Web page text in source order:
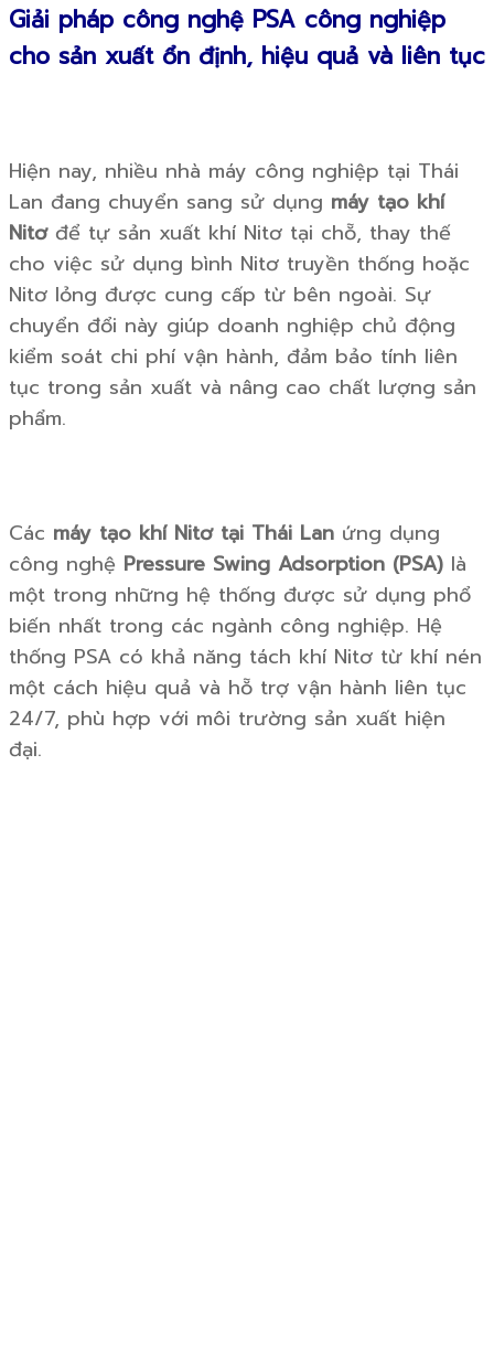
Giải pháp công nghệ PSA công nghiệp
cho sản xuất ổn định, hiệu quả và liên tục
Hiện nay, nhiều nhà máy công nghiệp tại Thái
Lan đang chuyển sang sử dụng máy tạo khí
Nitơđể tự sản xuất khí Nitơ tại chỗ, thay thế
cho việc sử dụng bình Nitơ truyền thống hoặc
Nitơ lỏng được cung cấp từ bên ngoài. Sự
chuyển đổi này giúp doanh nghiệp chủ động
kiểm soát chi phí vận hành, đảm bảo tính liên
tục trong sản xuất và nâng cao chất lượng sản
phẩm.
Các máy tạo khí Nitơ tại Thái Lan ứng dụng
công nghệ Pressure Swing Adsorption (PSA) là
một trong những hệ thống được sử dụng phổ
biến nhất trong các ngành công nghiệp. Hệ
thống PSA có khả năng tách khí Nitơ từ khí nén
một cách hiệu quả và hỗ trợ vận hành liên tục
24/7, phù hợp với môi trường sản xuất hiện
đại.